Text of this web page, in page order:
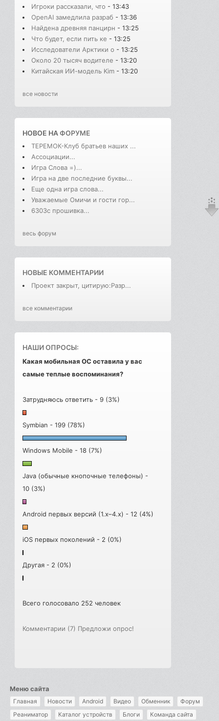
Игроки рассказали, что - 13:43
OpenAI замедлила разраб - 13:36
Найдена древняя панцирн - 13:25
Что будет, если пить ке - 13:25
Исследователи Арктики о - 13:25
Около 20 тысяч водителе - 13:20
Китайская ИИ-модель Kim - 13:20
все новости
НОВОЕ НАФОРУМЕ
ТЕРЕМОК-Клуб братьев наших ...
Ассоциации...
Игра Слова =)...
Игра на две последние буквы...
Еще одна игра слова...
Уважаемые Омичи и гости гор...
6303с прошивка...
весь форум
НОВЫЕ КОММЕНТАРИИ
Проект закрыт, цитирую:Разр...
все комментарии
НАШИ ОПРОСЫ:
Какая мобильная ОС оставила у вас
самые теплые воспоминания?
Затрудняюсь ответить - 9 (3%)
Symbian - 199 (78%)
Windows Mobile - 18 (7%)
Java (обычные кнопочные телефоны) -
10 (3%)
Android первых версий (1.x–4.x) - 12 (4%)
iOS первых поколений - 2 (0%)
Другая - 2 (0%)
Всего голосовало 252 человек
Комментарии (7) Предложи опрос!
Меню сайта
Главная Новости Android Видео Обменник
Форум
Реаниматор
Каталог устройств Блоги Команда сайта